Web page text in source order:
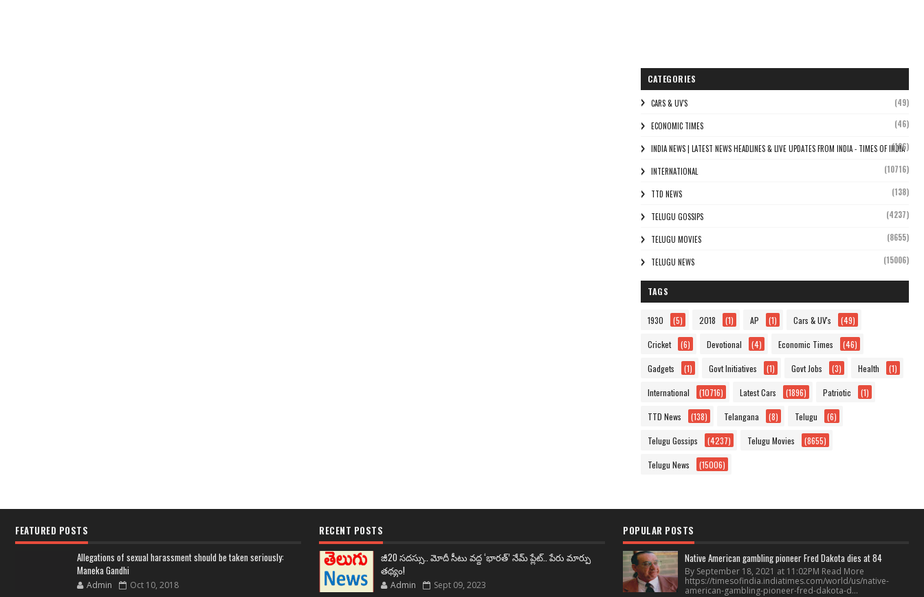
CATEGORIES
CARS & UV'S (49)
ECONOMIC TIMES (46)
INDIA NEWS | LATEST NEWS HEADLINES & LIVE UPDATES FROM INDIA - TIMES OF INDIA
(106)
INTERNATIONAL (10716)
TTD NEWS (138)
TELUGU GOSSIPS (4237)
TELUGU MOVIES (8655)
TELUGU NEWS (15006)
TAGS
1930 (5) 2018 (1) AP (1) Cars & UV's (49)
Cricket (6) Devotional (4) Economic Times (46)
Gadgets (1) Govt Initiatives (1) Govt Jobs (3) Health (1)
International (10716) Latest Cars (1896) Patriotic (1)
TTD News (138) Telangana (8) Telugu (6)
Telugu Gossips (4237) Telugu Movies (8655)
Telugu News (15006)
FEATURED POSTS
Allegations of sexual harassment should be taken seriously:
Maneka Gandhi
Admin Oct 10, 2018
RECENT POSTS
జీ20 సదస్సు.. మోదీ సీటు వద్ద ‘భారత్’ నేమ్ ప్లేట్‌.. పేరు మార్పు
తథ్యం!
Admin Sept 09, 2023
POPULAR POSTS
Native American gambling pioneer Fred Dakota dies at 84
By September 18, 2021 at 11:02PM Read More
https://timesofindia.indiatimes.com/world/us/native-
american-gambling-pioneer-fred-dakota-d...